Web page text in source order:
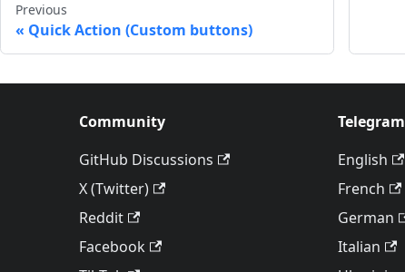
Previous
Quick Action (Custom buttons)
Community
GitHub Discussions
X (Twitter)
Reddit
Facebook
English
French
German
Italian